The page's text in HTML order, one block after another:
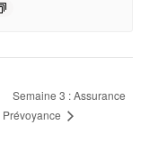
Semaine 3 : Assurance
Prévoyance